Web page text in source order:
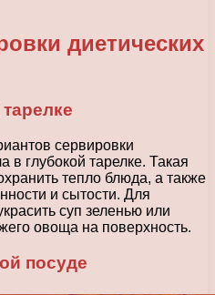
диетических
сервировки
в глубокой тарелке. Такая
тепло блюда, а также
и сытости. Для
суп зеленью или
овоща на поверхность.
посуде